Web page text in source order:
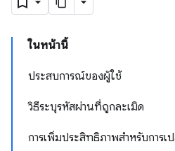
ในหน้านี้
ประสบการณ์ของผู้ใช้
วิธีระบุรหัสผ่านที่ถูกละเมิด
การเพิ่มประสิทธิภาพสำหรับการ